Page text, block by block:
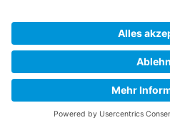
Copyright ©
Sulzbach-
Kontakt|Impressum|
Cookie-